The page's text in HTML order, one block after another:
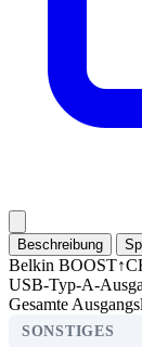
Beschreibung
Belkin
USB-Typ-A-
Gesamte
SONSTIGES